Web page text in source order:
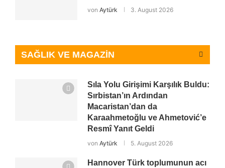
vonAytürk 3. August 2026
SAĞLIK VE MAGAZİN
Sıla Yolu Girişimi Karşılık Buldu:
Sırbistan’ın Ardından
Macaristan’dan da
Karaahmetoğlu ve Ahmetović’e
Resmî Yanıt Geldi
vonAytürk 5. August 2026
Hannover Türk toplumunun acı